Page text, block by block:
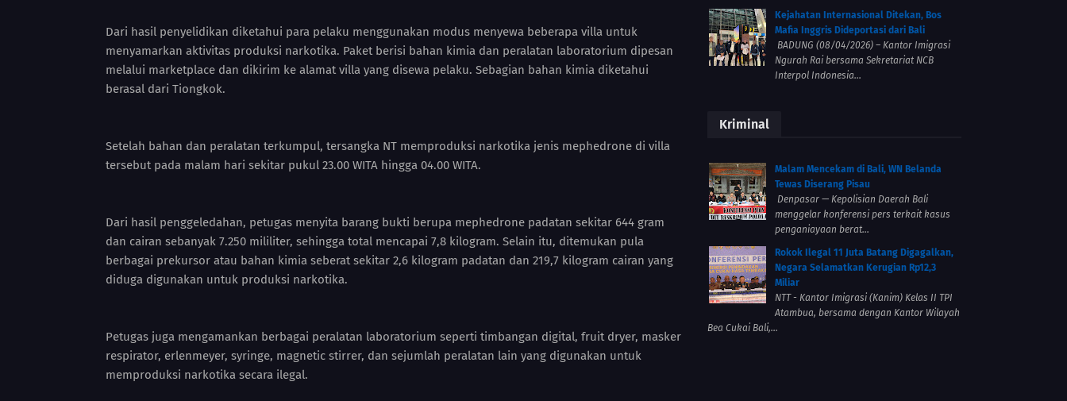
Dari hasil penyelidikan diketahui para pelaku menggunakan modus menyewa beberapa villa untuk
menyamarkan aktivitas produksi narkotika. Paket berisi bahan kimia dan peralatan laboratorium dipesan
melalui marketplace dan dikirim ke alamat villa yang disewa pelaku. Sebagian bahan kimia diketahui
berasal dari Tiongkok.
Setelah bahan dan peralatan terkumpul, tersangka NT memproduksi narkotika jenis mephedrone di villa
tersebut pada malam hari sekitar pukul 23.00 WITA hingga 04.00 WITA.
Dari hasil penggeledahan, petugas menyita barang bukti berupa mephedrone padatan sekitar 644 gram
dan cairan sebanyak 7.250 mililiter, sehingga total mencapai 7,8 kilogram. Selain itu, ditemukan pula
berbagai prekursor atau bahan kimia seberat sekitar 2,6 kilogram padatan dan 219,7 kilogram cairan yang
diduga digunakan untuk produksi narkotika.
Petugas juga mengamankan berbagai peralatan laboratorium seperti timbangan digital, fruit dryer, masker
respirator, erlenmeyer, syringe, magnetic stirrer, dan sejumlah peralatan lain yang digunakan untuk
memproduksi narkotika secara ilegal.
Kejahatan Internasional Ditekan, Bos
Mafia Inggris Dideportasi dari Bali
BADUNG (08/04/2026) – Kantor Imigrasi
Ngurah Rai bersama Sekretariat NCB
Interpol Indonesia...
Kriminal
Malam Mencekam di Bali, WN Belanda
Tewas Diserang Pisau
Denpasar — Kepolisian Daerah Bali
menggelar konferensi pers terkait kasus
penganiayaan berat...
Rokok Ilegal 11 Juta Batang Digagalkan,
Negara Selamatkan Kerugian Rp12,3
Miliar
NTT - Kantor Imigrasi (Kanim) Kelas II TPI
Atambua, bersama dengan Kantor Wilayah
Bea Cukai Bali,...